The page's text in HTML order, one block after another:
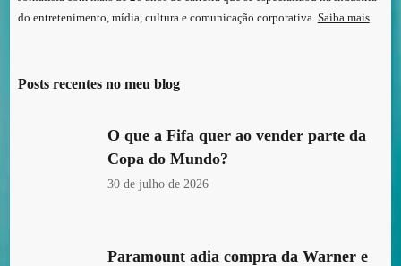
do entretenimento, mídia, cultura e comunicação corporativa. Saiba mais.
Posts recentes no meu blog
O que a Fifa quer ao vender parte da
Copa do Mundo?
30 de julho de 2026
Paramount adia compra da Warner e